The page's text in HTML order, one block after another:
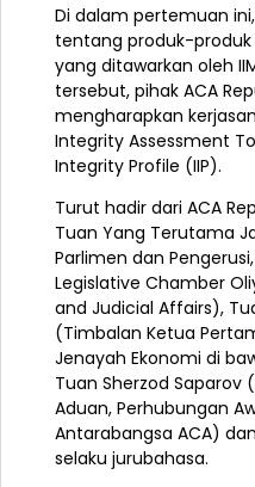
Di dalam pertemuan
tentang produk-
yang ditawarkan oleh
tersebut, pihak ACA
mengharapkan
Integrity Assessment
Integrity Profile (IIP).
Turut hadir dari ACA
Tuan Yang Terutama
Parlimen dan
Legislative Chamber
and Judicial Affairs),
(Timbalan Ketua
Jenayah Ekonomi di
Tuan Sherzod Saparov
Aduan, Perhubungan
Antarabangsa ACA)
selaku jurubahasa.